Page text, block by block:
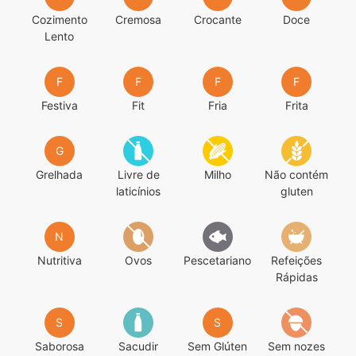
Cozimento
Lento
Cremosa
Crocante
Doce
F
Festiva
F
Fit
F
Fria
F
Frita
G
Grelhada
Livre de
laticínios
Milho
Não contém
gluten
N
Nutritiva
Ovos Pescetariano
Refeições
Rápidas
S
Saborosa
Sacudir
S
Sem Glúten
Sem nozes